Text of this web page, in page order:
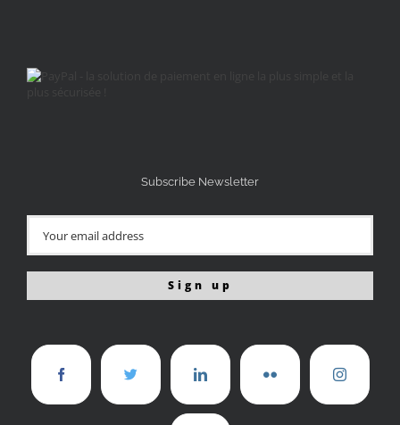
Subscribe Newsletter